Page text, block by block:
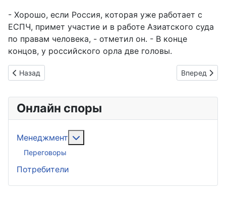
- Хорошо, если Россия, которая уже работает с
ЕСПЧ, примет участие и в работе Азиатского суда
по правам человека, - отметил он. - В конце
концов, у российского орла две головы.
Предыдущий: Дело о мошенничестве с муниципальными
Назад Следующий:
Вперед
Онлайн споры
Менеджмент
Переговоры
Потребители